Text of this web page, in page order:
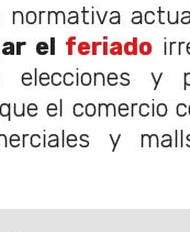
normativa
el feriado
y
el comercio
y